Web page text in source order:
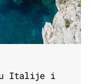
Italije i